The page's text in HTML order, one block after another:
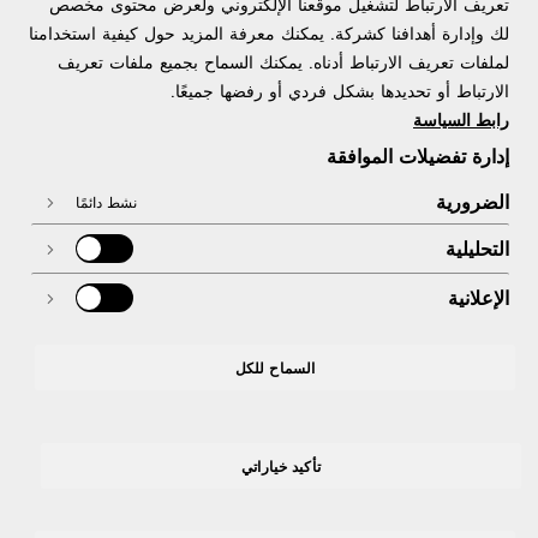
معلومات عنا
تحتاج مساعدة
تعريف الارتباط لتشغيل موقعنا الإلكتروني ولعرض محتوى مخصص
لك وإدارة أهدافنا كشركة. يمكنك معرفة المزيد حول كيفية استخدامنا
لملفات تعريف الارتباط أدناه. يمكنك السماح بجميع ملفات تعريف
الارتباط أو تحديدها بشكل فردي أو رفضها جميعًا.
رابط السياسة
إدارة تفضيلات الموافقة
الضرورية
نشط دائمًا
التحليلية
الإعلانية
السماح للكل
تأكيد خياراتي